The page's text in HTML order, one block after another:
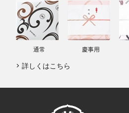
通常 慶事用
詳しくはこちら